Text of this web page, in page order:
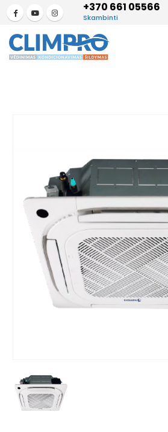
+370 661 05566
Skambinti